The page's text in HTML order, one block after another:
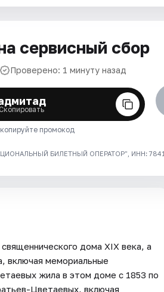
сервисный сбор
Проверено: 1 минуту назад
Скопировать
промокод
БИЛЕТНЫЙ ОПЕРАТОР", ИНН:
дома XIX века, а
включая мемориальные
жила в этом доме с 1853 по
Цветаевых, включая